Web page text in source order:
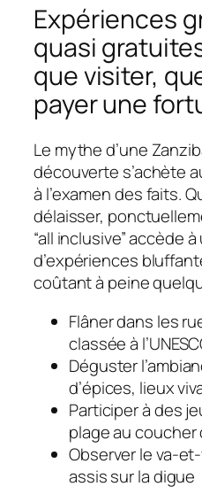
Expériences
quasi
que visiter,
payer une
Le mythe d’une
découverte s’achète
à l’examen des faits.
délaisser,
“all inclusive” accède
d’expériences
coûtant à peine
Flâner dans les
classée à
Déguster
d’épices, lieux
Participer à des
plage au coucher
Observer le va-
assis sur la digue